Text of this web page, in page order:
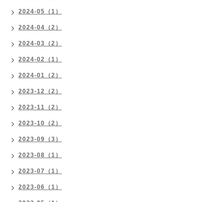
2024-05（1）
2024-04（2）
2024-03（2）
2024-02（1）
2024-01（2）
2023-12（2）
2023-11（2）
2023-10（2）
2023-09（3）
2023-08（1）
2023-07（1）
2023-06（1）